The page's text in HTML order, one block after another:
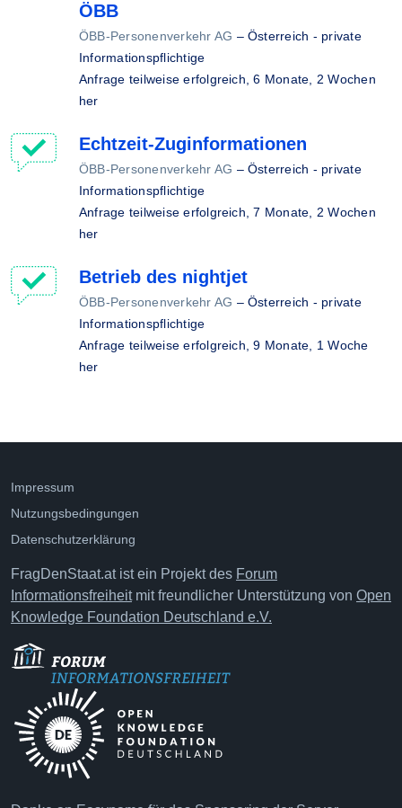
ÖBB
ÖBB-Personenverkehr AG –Österreich - private
Informationspflichtige
Anfrage teilweise erfolgreich,6 Monate, 2 Wochen
her
Echtzeit-Zuginformationen
ÖBB-Personenverkehr AG –Österreich - private
Informationspflichtige
Anfrage teilweise erfolgreich,7 Monate, 2 Wochen
her
Betrieb des nightjet
ÖBB-Personenverkehr AG –Österreich - private
Informationspflichtige
Anfrage teilweise erfolgreich,9 Monate, 1 Woche
her
Impressum
Nutzungsbedingungen
Datenschutzerklärung
FragDenStaat.at ist ein Projekt des Forum
Informationsfreiheitmit freundlicher Unterstützung von Open
Knowledge Foundation Deutschland e.V.